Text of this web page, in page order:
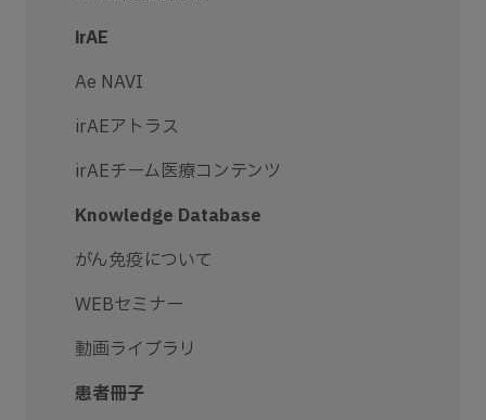
irAE
Ae NAVI
irAEアトラス
irAEチーム医療コンテンツ
Knowledge Database
がん免疫について
WEBセミナー
動画ライブラリ
患者冊子